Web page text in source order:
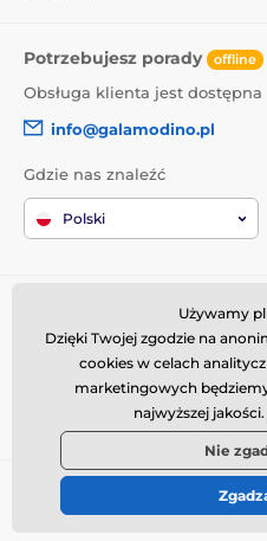
Potrzebujesz porady offline
Obsługa klienta jest dostępna
info@galamodino.pl
Gdzie nas znaleźć
Polski
Informacje o zakupach
Regulamin zakupów
Zwroty i reklamacje
© 2026 www.galamodino.pl ⦁
Używamy
Dzięki Twojej zgodzie na
cookies w celach
marketingowych
najwyższej jakości.
Nie